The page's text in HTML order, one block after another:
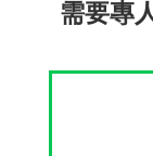
需要專